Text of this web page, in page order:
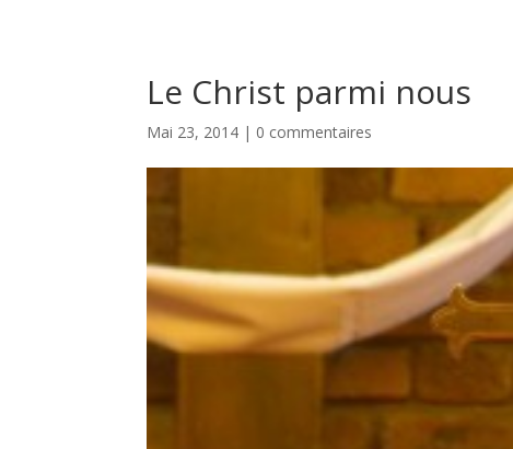
Le Christ parmi nous
Mai 23, 2014 | 0 commentaires